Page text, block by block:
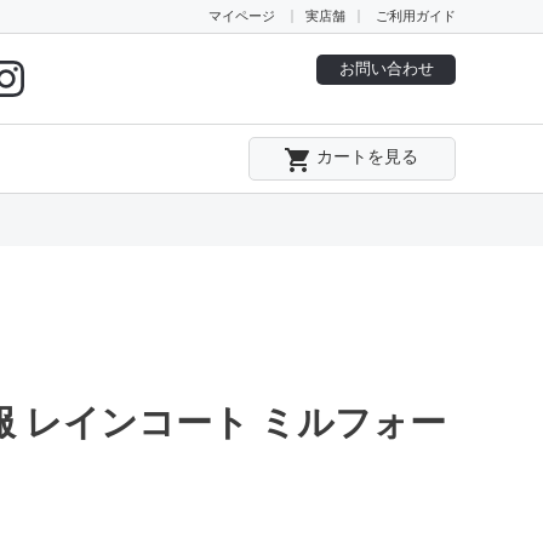
マイページ 実店舗 ご利用ガイド
お問い合わせ
local_grocery_store カートを見る
レインコート ミルフォー